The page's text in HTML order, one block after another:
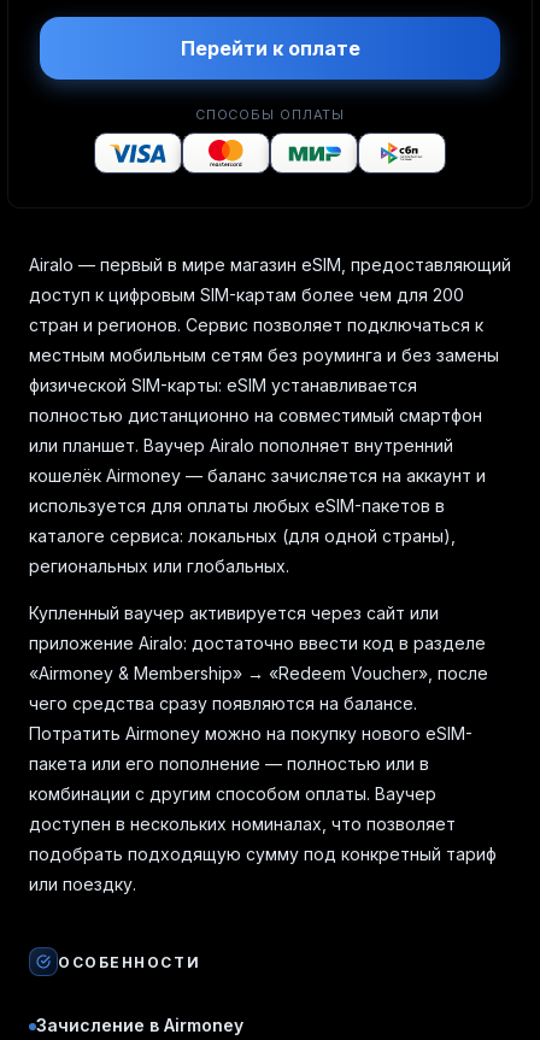
Перейти к оплате
СПОСОБЫ ОПЛАТЫ
Airalo — первый в мире магазин eSIM, предоставляющий
доступ к цифровым SIM-картам более чем для 200
стран и регионов. Сервис позволяет подключаться к
местным мобильным сетям без роуминга и без замены
физической SIM-карты: eSIM устанавливается
полностью дистанционно на совместимый смартфон
или планшет. Ваучер Airalo пополняет внутренний
кошелёк Airmoney — баланс зачисляется на аккаунт и
используется для оплаты любых eSIM-пакетов в
каталоге сервиса: локальных (для одной страны),
региональных или глобальных.
Купленный ваучер активируется через сайт или
приложение Airalo: достаточно ввести код в разделе
«Airmoney & Membership» → «Redeem Voucher», после
чего средства сразу появляются на балансе.
Потратить Airmoney можно на покупку нового eSIM-
пакета или его пополнение — полностью или в
комбинации с другим способом оплаты. Ваучер
доступен в нескольких номиналах, что позволяет
подобрать подходящую сумму под конкретный тариф
или поездку.
ОСОБЕННОСТИ
Зачисление в Airmoney